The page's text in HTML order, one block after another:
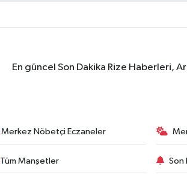
En güncel Son Dakika Rize Haberleri,
Merkez Nöbetçi Eczaneler
Tüm Manşetler Son